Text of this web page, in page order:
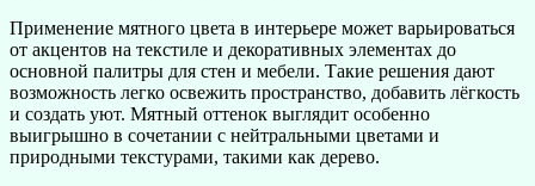
Применение мятного цвета в интерьере может варьироваться
от акцентов на текстиле и декоративных элементах до
основной палитры для стен и мебели. Такие решения дают
возможность легко освежить пространство, добавить лёгкость
и создать уют. Мятный оттенок выглядит особенно
выигрышно в сочетании с нейтральными цветами и
природными текстурами, такими как дерево.